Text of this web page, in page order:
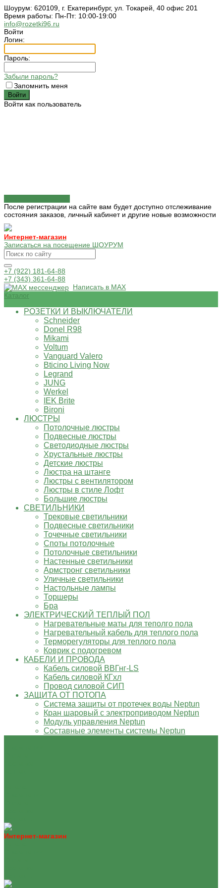
Шоурум: 620109, г. Екатеринбург, ул. Токарей, 40 офис 201
Время работы: Пн-Пт: 10:00-19:00
info@rozetki96.ru
Войти
Логин:
Пароль:
Забыли пароль?
Запомнить меня
Войти как пользователь
После регистрации на сайте вам будет доступно отслеживание
состояния заказов, личный кабинет и другие новые возможности
Интернет-магазин
Записаться на посещение ШОУРУМ
+7 (922) 181-64-88
+7 (343) 361-64-88
Написать в MAX
Каталог
РОЗЕТКИ И ВЫКЛЮЧАТЕЛИ
Schneider
Donel R98
Mikami
Voltum
Vanguard Valero
Bticino Living Now
Legrand
JUNG
Werkel
IEK Brite
Bironi
ЛЮСТРЫ
Потолочные люстры
Подвесные люстры
Светодиодные люстры
Хрустальные люстры
Детские люстры
Люстра на штанге
Люстры с вентилятором
Люстры в стиле Лофт
Большие люстры
СВЕТИЛЬНИКИ
Трековые светильники
Подвесные светильники
Точечные светильники
Споты потолочные
Потолочные светильники
Настенные светильники
Армстронг светильники
Уличные светильники
Настольные лампы
Торшеры
Бра
ЭЛЕКТРИЧЕСКИЙ ТЕПЛЫЙ ПОЛ
Нагревательные маты для теполго пола
Нагревательный кабель для теплого пола
Терморегуляторы для теплого пола
Коврик с подогревом
КАБЕЛИ И ПРОВОДА
Кабель силовой ВВГнг-LS
Кабель силовой КГхл
Провод силовой СИП
ЗАЩИТА ОТ ПОТОПА
Система защиты от протечек воды Neptun
Кран шаровый с электроприводом Neptun
Модуль управления Neptun
Составные элементы системы Neptun
Интернет-магазин